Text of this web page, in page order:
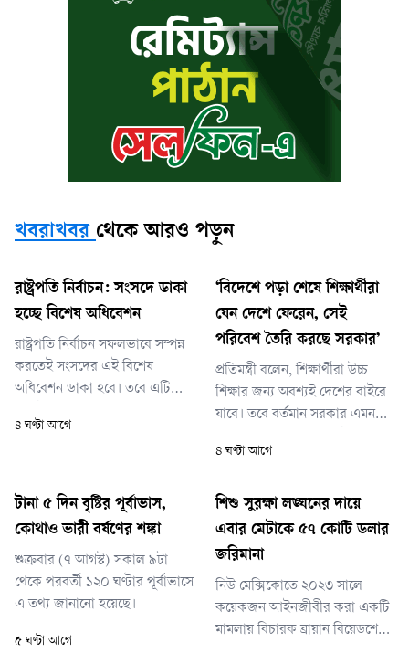
খবরাখবর থেকে আরও পড়ুন
রাষ্ট্রপতি নির্বাচন: সংসদে ডাকা
হচ্ছে বিশেষ অধিবেশন
রাষ্ট্রপতি নির্বাচন সফলভাবে সম্পন্ন
করতেই সংসদের এই বিশেষ
অধিবেশন ডাকা হবে। তবে এটি
হবে, সে বিষয়ে তিনি এখনো চূড়ান্ত
৪ ঘণ্টা আগে
‘বিদেশে পড়া শেষে শিক্ষার্থীরা
যেন দেশে ফেরেন, সেই
পরিবেশ তৈরি করছে সরকার’
প্রতিমন্ত্রী বলেন, শিক্ষার্থীরা উচ্চ
শিক্ষার জন্য অবশ্যই দেশের বাইরে
যাবে। তবে বর্তমান সরকার এমন
যেখানে দেশের শিক্ষার্থীরা আবার
৪ ঘণ্টা আগে
টানা ৫ দিন বৃষ্টির পূর্বাভাস,
কোথাও ভারী বর্ষণের শঙ্কা
শুক্রবার (৭ আগস্ট) সকাল ৯টা
থেকে পরবর্তী ১২০ ঘণ্টার পূর্বাভাসে
এ তথ্য জানানো হয়েছে।
৫ ঘণ্টা আগে
শিশু সুরক্ষা লঙ্ঘনের দায়ে
এবার মেটাকে ৫৭ কোটি ডলার
জরিমানা
নিউ মেক্সিকোতে ২০২৩ সালে
কয়েকজন আইনজীবীর করা একটি
মামলায় বিচারক ব্রায়ান বিয়েডশেইড